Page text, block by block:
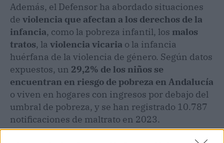
Además, el Defensor ha abordado situaciones
de violencia que afectan a los derechos de la
infancia, como la pobreza infantil, los malos
tratos, la violencia vicaria o la infancia
huérfana de la violencia de género. Según datos
expuestos, un 29,2% de los niños se
encuentran en riesgo de pobreza en Andalucía
o viven en hogares con ingresos por debajo del
umbral de pobreza, y se han registrado 10.787
notificaciones de maltrato en 2023.